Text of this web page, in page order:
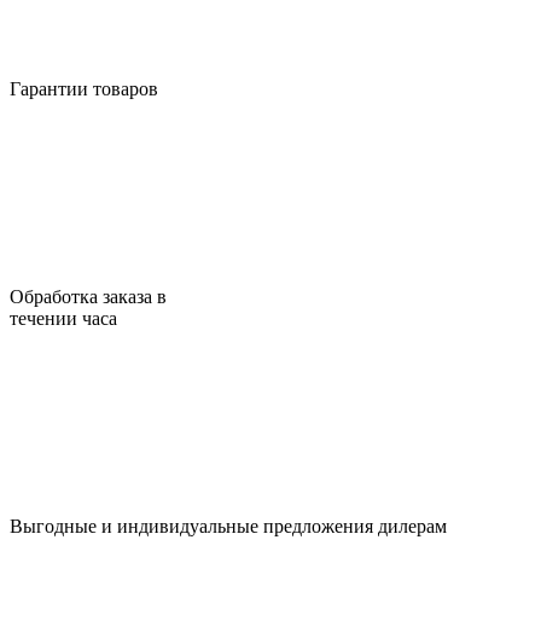
Гарантии товаров
Обработка заказа в
течении часа
Выгодные и индивидуальные предложения дилерам